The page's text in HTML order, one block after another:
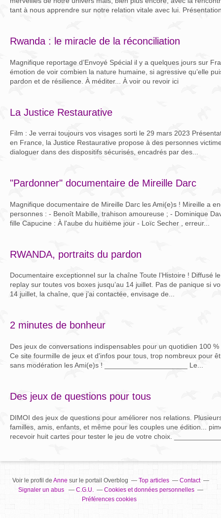
tant à nous apprendre sur notre relation vitale avec lui.
Rwanda : le miracle de la réconciliation
Magnifique reportage d’Envoyé Spécial il y a quelques jours sur
émotion de voir combien la nature humaine, si agressive qu’elle
pardon et de résilience. À méditer... À voir ou revoir ici
La Justice Restaurative
Film : Je verrai toujours vos visages sorti le 29 mars 2023
en France, la Justice Restaurative propose à des personnes
dialoguer dans des dispositifs sécurisés, encadrés par des...
"Pardonner" documentaire de Mireille Darc
Magnifique documentaire de Mireille Darc les Ami(e)s ! Mireille a
personnes : - Benoît Mabille, trahison amoureuse ; - Dominique
fille Capucine : À l'aube du huitième jour - Loïc Secher , erreur...
RWANDA, portraits du pardon
Documentaire exceptionnel sur la chaîne Toute l’Histoire ! Diffusé
replay sur toutes vos boxes jusqu’au 14 juillet. Pas de panique si
14 juillet, la chaîne, que j’ai contactée, envisage de...
2 minutes de bonheur
Des jeux de conversations indispensables pour un quotidien 100
Ce site fourmille de jeux et d'infos pour tous, trop nombreux pour
sans modération les Ami(e)s ! _____________________ Le...
Des jeux de questions pour tous
DIMOI des jeux de questions pour améliorer nos relations.
familles, amis, enfants, et même pour les couples une édition...
recevoir huit cartes pour tester le jeu de votre choix.
Voir le profil de Annesur le portail Overblog Top articles
Contact
Signaler un abus
C.G.U.
Cookies et données personnelles
Préférences cookies